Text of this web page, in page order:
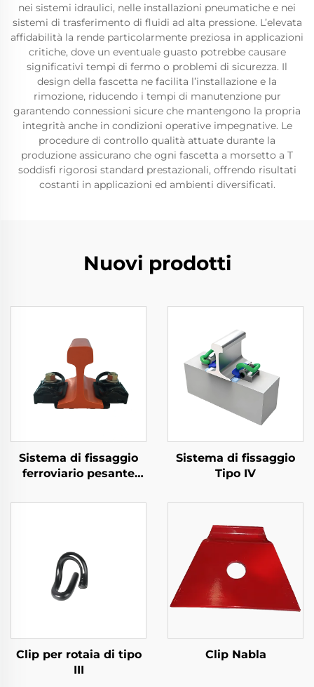
nei sistemi idraulici, nelle installazioni pneumatiche e nei
sistemi di trasferimento di fluidi ad alta pressione. L’elevata
affidabilità la rende particolarmente preziosa in applicazioni
critiche, dove un eventuale guasto potrebbe causare
significativi tempi di fermo o problemi di sicurezza. Il
design della fascetta ne facilita l’installazione e la
rimozione, riducendo i tempi di manutenzione pur
garantendo connessioni sicure che mantengono la propria
integrità anche in condizioni operative impegnative. Le
procedure di controllo qualità attuate durante la
produzione assicurano che ogni fascetta a morsetto a T
soddisfi rigorosi standard prestazionali, offrendo risultati
costanti in applicazioni ed ambienti diversificati.
Nuovi prodotti
Sistema di fissaggio
ferroviario pesante
Sistema di fissaggio
Tipo IV
Clip per rotaia di tipo
III
Clip Nabla